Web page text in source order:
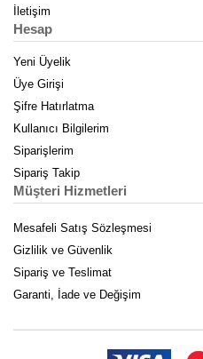
İletişim
Hesap
Yeni Üyelik
Üye Girişi
Şifre Hatırlatma
Kullanıcı Bilgilerim
Siparişlerim
Sipariş Takip
Müşteri Hizmetleri
Mesafeli Satış Sözleşmesi
Gizlilik ve Güvenlik
Sipariş ve Teslimat
Garanti, İade ve Değişim